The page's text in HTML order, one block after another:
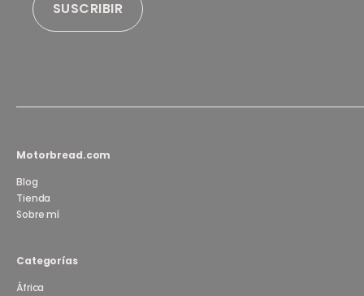
Motorbread.com
Blog
Tienda
Sobre mí
Categorías
África